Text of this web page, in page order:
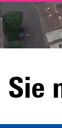
Sie